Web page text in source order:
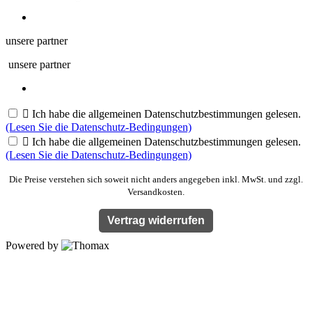
unsere partner
unsere partner
 Ich habe die allgemeinen Datenschutzbestimmungen gelesen.
(Lesen Sie die Datenschutz-Bedingungen)
 Ich habe die allgemeinen Datenschutzbestimmungen gelesen.
(Lesen Sie die Datenschutz-Bedingungen)
Die Preise verstehen sich soweit nicht anders angegeben inkl. MwSt. und zzgl.
Versandkosten.
Vertrag widerrufen
Powered by